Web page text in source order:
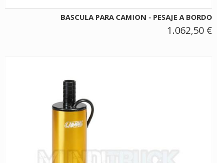
BASCULA PARA CAMION - PESAJE A BORDO
1.062,50 €